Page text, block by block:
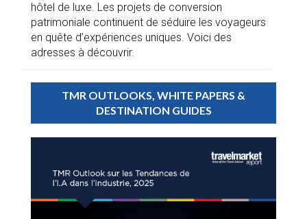
hôtel de luxe. Les projets de conversion
patrimoniale continuent de séduire les voyageurs
en quête d’expériences uniques. Voici des
adresses à découvrir.
TMR OUTLOOKS, WHITE PAPERS &
DESTINATION GUIDES